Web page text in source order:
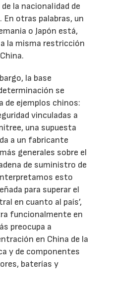
la nacionalidad de
En otras palabras, un
o Japón está,
la misma restricción
la base
se
de ejemplos chinos:
vinculadas a
una supuesta
a un fabricante
generales sobre el
de suministro de
esto
para superar el
en cuanto al país’,
funcionalmente en
preocupa a
en China de la
y de componentes
baterías y